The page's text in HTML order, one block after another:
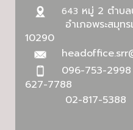
643 หมู่ 2 ตำบ
อำเภอพระสมุทรเจ
10290
096-753-
627-7788
02-817-5388